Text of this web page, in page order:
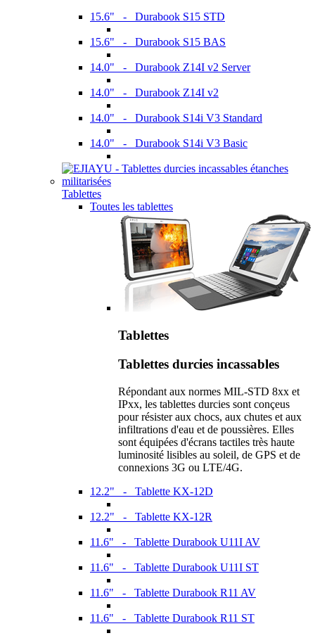
15.6" - Durabook S15 STD
15.6" - Durabook S15 BAS
14.0" - Durabook Z14I v2 Server
14.0" - Durabook Z14I v2
14.0" - Durabook S14i V3 Standard
14.0" - Durabook S14i V3 Basic
Tablettes
Toutes les tablettes
Tablettes
Tablettes durcies incassables
Répondant aux normes MIL-STD 8xx et
IPxx, les tablettes durcies sont conçeus
pour résister aux chocs, aux chutes et aux
infiltrations d'eau et de poussières. Elles
sont équipées d'écrans tactiles très haute
luminosité lisibles au soleil, de GPS et de
connexions 3G ou LTE/4G.
12.2" - Tablette KX-12D
12.2" - Tablette KX-12R
11.6" - Tablette Durabook U11I AV
11.6" - Tablette Durabook U11I ST
11.6" - Tablette Durabook R11 AV
11.6" - Tablette Durabook R11 ST